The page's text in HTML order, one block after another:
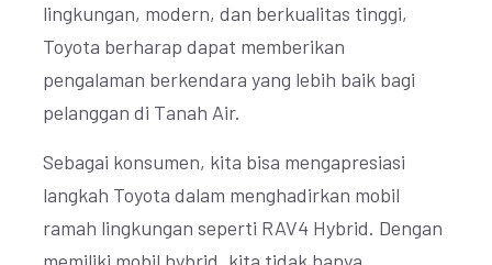
lingkungan, modern, dan berkualitas tinggi,
Toyota berharap dapat memberikan
pengalaman berkendara yang lebih baik bagi
pelanggan di Tanah Air.
Sebagai konsumen, kita bisa mengapresiasi
langkah Toyota dalam menghadirkan mobil
ramah lingkungan seperti RAV4 Hybrid. Dengan